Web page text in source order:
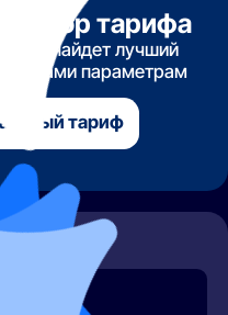
тарифа
найдет лучший
вами параметрам
тариф